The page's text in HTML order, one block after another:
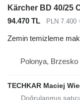
Kärcher BD 40/25
94.470 TL
PLN 7.400
Zemin temizleme
Polonya, Brzesko
TECHKAR Maciej